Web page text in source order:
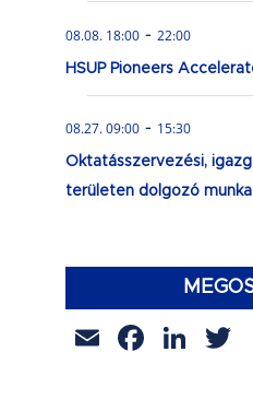
08.08. 18:00 - 22:00
HSUP Pioneers
08.27. 09:00 - 15:30
Oktatásszervezési,
területen dolgozó
Email